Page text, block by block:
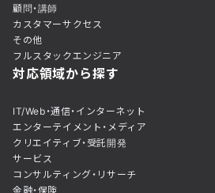
顧問・講師
カスタマーサクセス
その他
フルスタックエンジニア
対応領域から探す
IT/Web・通信・インターネット
エンターテイメント・メディア
クリエイティブ・受託開発
サービス
コンサルティング・リサーチ
金融・保険